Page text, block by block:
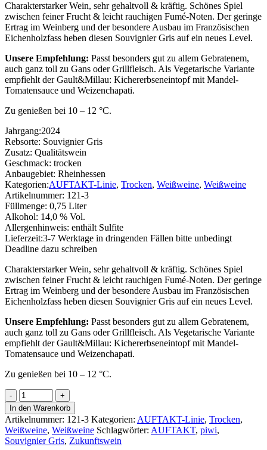
Charakterstarker Wein, sehr gehaltvoll & kräftig. Schönes Spiel
zwischen feiner Frucht & leicht rauchigen Fumé-Noten. Der geringe
Ertrag im Weinberg und der besondere Ausbau im Französischen
Eichenholzfass heben diesen Souvignier Gris auf ein neues Level.
Unsere Empfehlung: Passt besonders gut zu allem Gebratenem,
auch ganz toll zu Gans oder Grillfleisch. Als Vegetarische Variante
empfiehlt der Gault&Millau: Kichererbseneintopf mit Mandel-
Tomatensauce und Weizenchapati.
Zu genießen bei 10 – 12 °C.
Jahrgang:2024
Rebsorte: Souvignier Gris
Zusatz: Qualitätswein
Geschmack: trocken
Anbaugebiet: Rheinhessen
Kategorien:AUFTAKT-Linie, Trocken, Weißweine, Weißweine
Artikelnummer: 121-3
Füllmenge: 0,75 Liter
Alkohol: 14,0 % Vol.
Allergenhinweis: enthält Sulfite
Lieferzeit:3-7 Werktage in dringenden Fällen bitte unbedingt
Deadline dazu schreiben
Charakterstarker Wein, sehr gehaltvoll & kräftig. Schönes Spiel
zwischen feiner Frucht & leicht rauchigen Fumé-Noten. Der geringe
Ertrag im Weinberg und der besondere Ausbau im Französischen
Eichenholzfass heben diesen Souvignier Gris auf ein neues Level.
Unsere Empfehlung: Passt besonders gut zu allem Gebratenem,
auch ganz toll zu Gans oder Grillfleisch. Als Vegetarische Variante
empfiehlt der Gault&Millau: Kichererbseneintopf mit Mandel-
Tomatensauce und Weizenchapati.
Zu genießen bei 10 – 12 °C.
Fumé
Souvignier
Gris
-
AUFTAKT-
Linie
In den Warenkorb
Artikelnummer: 121-3 Kategorien: AUFTAKT-Linie, Trocken,
Weißweine, Weißweine Schlagwörter: AUFTAKT, piwi,
Souvignier Gris, Zukunftswein